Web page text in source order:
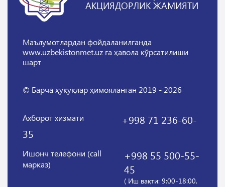
АКЦИЯДОРЛИК ЖАМИЯТИ
Маълумотлардан фойдаланилганда
www.uzbekistonmet.uz га ҳавола кўрсатилиши
шарт
© Барча ҳуқуқлар ҳимояланган 2019 - 2026
Ахборот хизмати
+998 71 236-60-
35
Ишонч телефони (call
марказ)
+998 55 500-55-
45
( Иш вақти: 9:00-18:00,